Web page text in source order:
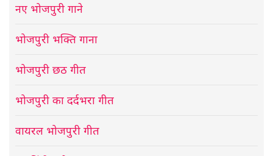
नए भोजपुरी गाने
भोजपुरी भक्ति गाना
भोजपुरी छठ गीत
भोजपुरी का दर्दभरा गीत
वायरल भोजपुरी गीत